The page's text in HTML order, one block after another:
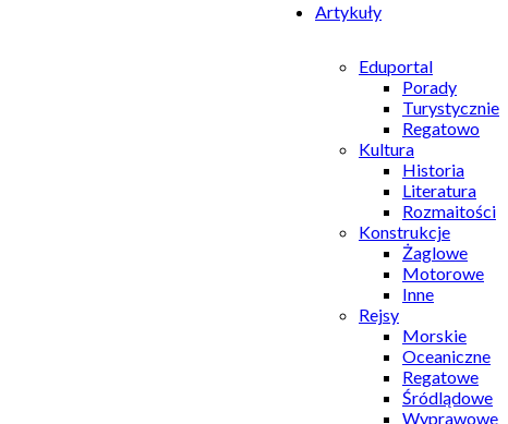
Artykuły
Eduportal
Porady
Turystycznie
Regatowo
Kultura
Historia
Literatura
Rozmaitości
Konstrukcje
Żaglowe
Motorowe
Inne
Rejsy
Morskie
Oceaniczne
Regatowe
Śródlądowe
Wyprawowe